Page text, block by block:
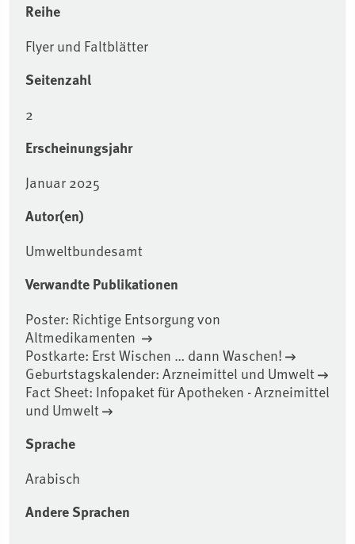
Reihe
Flyer und Faltblätter
Seitenzahl
2
Erscheinungsjahr
Januar 2025
Autor(en)
Umweltbundesamt
Verwandte Publikationen
Poster: Richtige Entsorgung von
Altmedikamenten
Postkarte: Erst Wischen … dann Waschen!
Geburtstagskalender: Arzneimittel und Umwelt
Fact Sheet: Infopaket für Apotheken - Arzneimittel
und Umwelt
Sprache
Arabisch
Andere Sprachen